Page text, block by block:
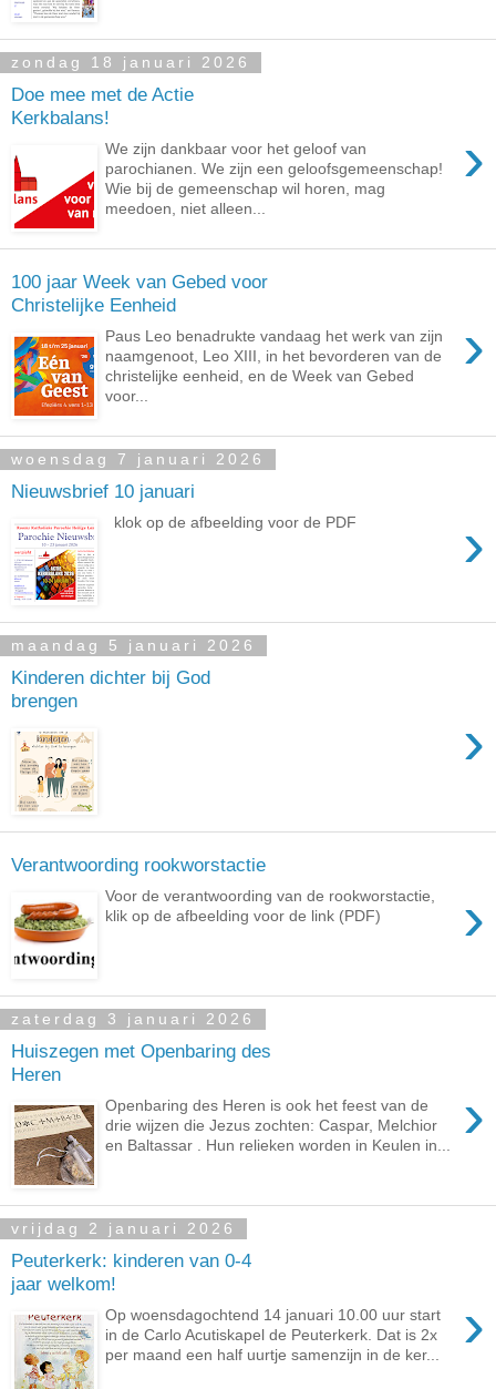
zondag 18 januari 2026
Doe mee met de Actie
Kerkbalans!
›
We zijn dankbaar voor het geloof van
parochianen. We zijn een geloofsgemeenschap!
Wie bij de gemeenschap wil horen, mag
meedoen, niet alleen...
100 jaar Week van Gebed voor
Christelijke Eenheid
›
Paus Leo benadrukte vandaag het werk van zijn
naamgenoot, Leo XIII, in het bevorderen van de
christelijke eenheid, en de Week van Gebed
voor...
woensdag 7 januari 2026
Nieuwsbrief 10 januari
›
klok op de afbeelding voor de PDF
maandag 5 januari 2026
Kinderen dichter bij God
brengen
›
Verantwoording rookworstactie
›
Voor de verantwoording van de rookworstactie,
klik op de afbeelding voor de link (PDF)
zaterdag 3 januari 2026
Huiszegen met Openbaring des
Heren
›
Openbaring des Heren is ook het feest van de
drie wijzen die Jezus zochten: Caspar, Melchior
en Baltassar . Hun relieken worden in Keulen in...
vrijdag 2 januari 2026
Peuterkerk: kinderen van 0-4
jaar welkom!
›
Op woensdagochtend 14 januari 10.00 uur start
in de Carlo Acutiskapel de Peuterkerk. Dat is 2x
per maand een half uurtje samenzijn in de ker...